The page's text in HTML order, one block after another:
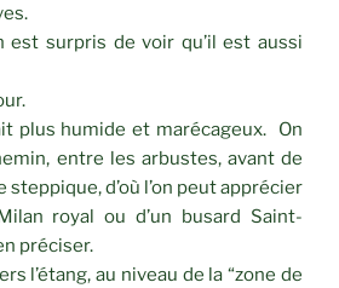
est surpris de voir qu’il est aussi
plus humide et marécageux. On
entre les arbustes, avant de
d’où l’on peut apprécier
royal ou d’un busard Saint-
préciser.
l’étang, au niveau de la “zone de